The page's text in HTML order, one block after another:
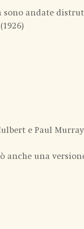
sono andate
e Paul Murray
anche una